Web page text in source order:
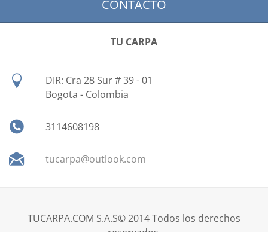
CONTACTO
TU CARPA
DIR: Cra 28 Sur # 39 - 01
Bogota - Colombia
3114608198
tucarpa@outlook.com
TUCARPA.COM S.A.S© 2014 Todos los derechos